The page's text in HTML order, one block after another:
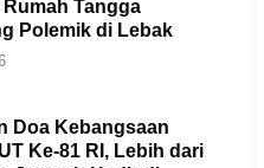
Tangga
Polemik di Lebak
Doa Kebangsaan
Ke-81 RI, Lebih dari